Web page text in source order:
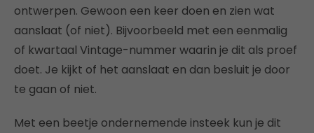
ontwerpen. Gewoon een keer doen en zien wat
aanslaat (of niet). Bijvoorbeeld met een eenmalig
of kwartaal Vintage-nummer waarin je dit als proef
doet. Je kijkt of het aanslaat en dan besluit je door
te gaan of niet.
Met een beetje ondernemende insteek kun je dit